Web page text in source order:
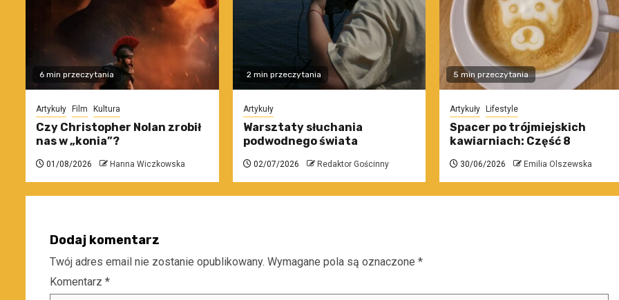
6 min przeczytania
Artykuły Film Kultura
Czy Christopher Nolan zrobił
nas w „konia”?
01/08/2026 Hanna Wiczkowska
2 min przeczytania
Artykuły
Warsztaty słuchania
podwodnego świata
02/07/2026 Redaktor Gościnny
5 min przeczytania
Artykuły Lifestyle
Spacer po trójmiejskich
kawiarniach: Część 8
30/06/2026 Emilia Olszewska
Dodaj komentarz
Twój adres email nie zostanie opublikowany. Wymagane pola są oznaczone *
Komentarz *